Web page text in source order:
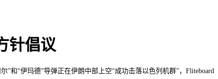
针倡议
“伊玛德”导弹正在伊朗中部上空“成功击落以色列机群”，Fliteboard